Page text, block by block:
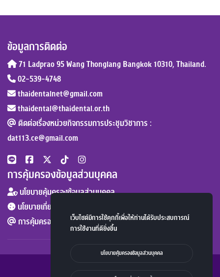
ข้อมูลการติดต่อ
71 Ladprao 95 Wang Thonglang Bangkok 10310, Thailand.
02-539-4748
thaidentalnet@gmail.com
thaidental@thaidental.or.th
ติดต่อเรื่องหน่วยกิจกรรมการประชุมวิชาการ :
dat113.ce@gmail.com
การคุ้มครองข้อมูลส่วนบุคคล
นโยบายคุ้มครองข้อมูลส่วนบุคคล
นโยบายเกี่ยวกับคุกกี้
การคุ้มครองข้อมูลส่วนบุคคล :dpo@thaidental.or.th
เว็บไซต์มีการใช้คุกกี้เพื่อให้ท่านได้รับประสบการณ์
การใช้งานที่ดียิ่งขึ้น
นโยบายคุ้มครองข้อมูลส่วนบุคคล